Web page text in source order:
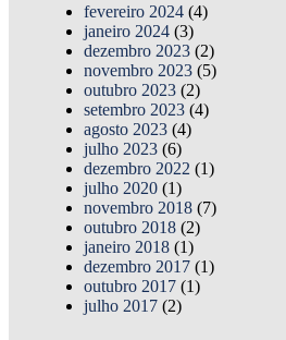
fevereiro 2024 (4)
janeiro 2024 (3)
dezembro 2023 (2)
novembro 2023 (5)
outubro 2023 (2)
setembro 2023 (4)
agosto 2023 (4)
julho 2023 (6)
dezembro 2022 (1)
julho 2020 (1)
novembro 2018 (7)
outubro 2018 (2)
janeiro 2018 (1)
dezembro 2017 (1)
outubro 2017 (1)
julho 2017 (2)